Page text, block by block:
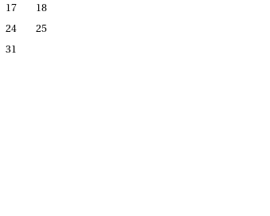
17
18
24
25
31